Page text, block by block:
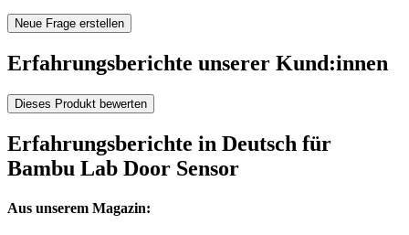
Neue Frage erstellen
Erfahrungsberichte unserer Kund:innen
Dieses Produkt bewerten
Erfahrungsberichte in Deutsch für
Bambu Lab Door Sensor
Aus unserem Magazin: